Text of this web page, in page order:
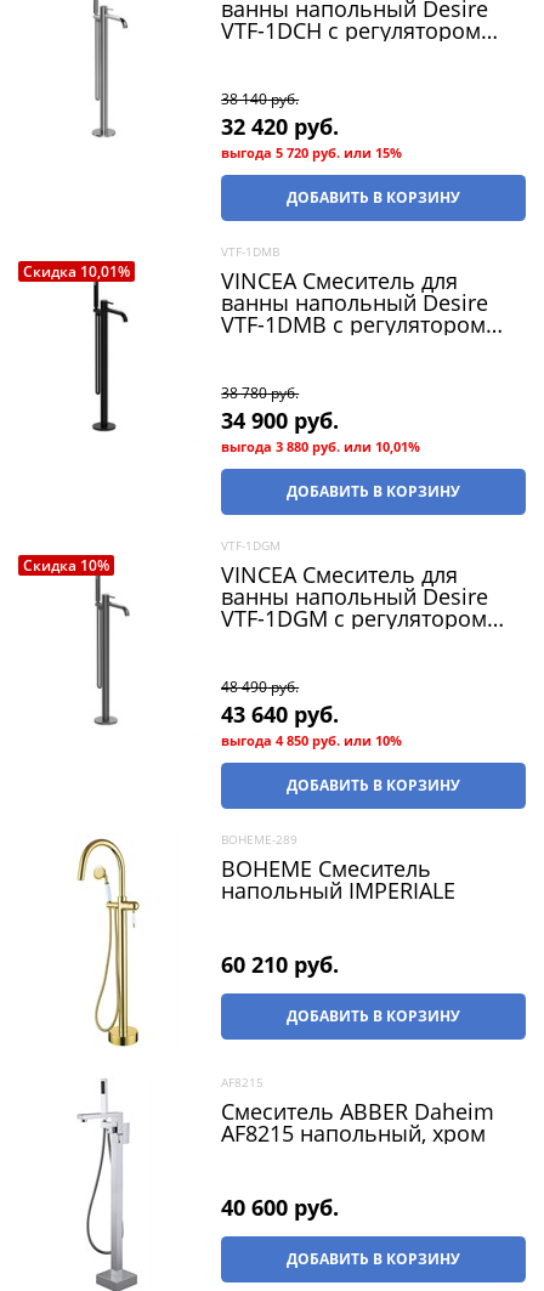
ванны напольный Desire
VTF-1DCH с регулятором
38 140 руб.
32 420 руб.
выгода5 720 руб. или 15%
ДОБАВИТЬ В КОРЗИНУ
Скидка 10,01%
VTF-1DMB
VINCEA Смеситель для
ванны напольный Desire
VTF-1DMB с регулятором
38 780 руб.
34 900 руб.
выгода3 880 руб. или 10,01%
ДОБАВИТЬ В КОРЗИНУ
Скидка 10%
VTF-1DGM
VINCEA Смеситель для
ванны напольный Desire
VTF-1DGM с регулятором
48 490 руб.
43 640 руб.
выгода4 850 руб. или 10%
ДОБАВИТЬ В КОРЗИНУ
BOHEME-289
BOHEME Смеситель
напольный IMPERIALE
60 210 руб.
ДОБАВИТЬ В КОРЗИНУ
AF8215
Смеситель ABBER Daheim
AF8215 напольный, хром
40 600 руб.
ДОБАВИТЬ В КОРЗИНУ